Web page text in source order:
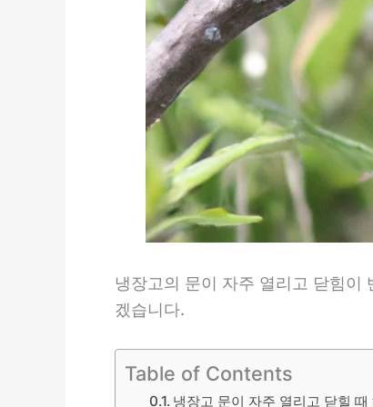
냉장고의 문이 자주 열리고 닫힘이
겠습니다.
Table of Contents
냉장고 문이 자주 열리고 닫힐 때